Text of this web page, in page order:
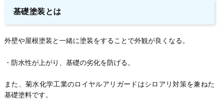
基礎塗装とは
外壁や屋根塗装と一緒に塗装をすることで外観が良くなる。
・防水性が上がり、基礎の劣化を防げる。
また、菊水化学工業のロイヤルアリガードはシロアリ対策を兼ねた
基礎塗料です。